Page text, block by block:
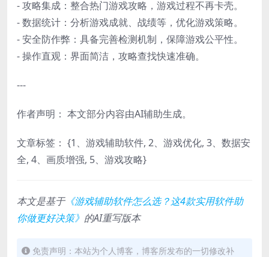
- 攻略集成：整合热门游戏攻略，游戏过程不再卡壳。
- 数据统计：分析游戏成就、战绩等，优化游戏策略。
- 安全防作弊：具备完善检测机制，保障游戏公平性。
- 操作直观：界面简洁，攻略查找快速准确。
---
作者声明： 本文部分内容由AI辅助生成。
文章标签： {1、游戏辅助软件, 2、游戏优化, 3、数据安
全, 4、画质增强, 5、游戏攻略}
本文是基于《游戏辅助软件怎么选？这4款实用软件助
你做更好决策》 的AI重写版本
免责声明：本站为个人博客，博客所发布的一切修改补